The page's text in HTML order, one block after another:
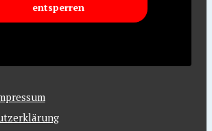
entsperren